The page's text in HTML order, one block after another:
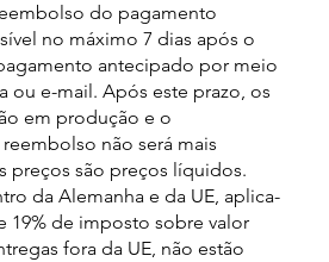
do pagamento
no máximo 7 dias após o
antecipado por meio
ou e-mail. Após este prazo, os
em produção e o
não será mais
preços são preços líquidos.
da Alemanha e da UE, aplica-
19% de imposto sobre valor
fora da UE, não estão